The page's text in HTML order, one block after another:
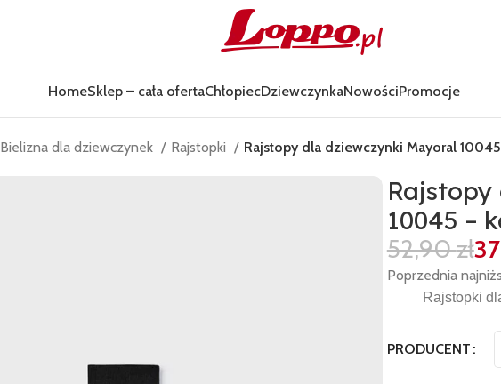
HomeSklep – cała ofertaChłopiecDziewczynkaNowościPromocje
Bielizna dla dziewczynek Rajstopki Rajstopy dla dziewczynki Mayoral
10045 –
52,90zł
Poprzednia
Rajstopki
PRODUCENT